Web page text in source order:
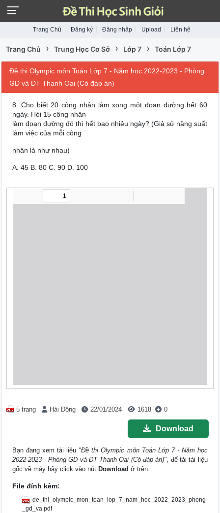
Trang Chủ Đăng ký Đăng nhập Upload Liên hệ
Trang Chủ › Trung Học Cơ Sở › Lớp 7 › Toán Lớp 7
Đề thi Olympic môn Toán Lớp 7 - Năm học 2022-2023 - Phòng
GD và ĐT Thanh Oai (Có đáp án)
8. Cho biết 20 công nhân làm xong một đoạn đường hết 60
ngày. Hỏi 15 công nhân
làm đoạn đường đó thì hết bao nhiêu ngày? (Giả sử năng suất
làm việc của mỗi công
nhân là như nhau)
A.45 B.80C.90 D. 100
5 trang Hải Đông 22/01/2024 1618 0
Download
Bạn đang xem tài liệu "Đề thi Olympic môn Toán Lớp 7 - Năm học
2022-2023 - Phòng GD và ĐT Thanh Oai (Có đáp án)", để tải tài liệu
gốc về máy hãy click vào nút Download ở trên.
File đính kèm:
de_thi_olympic_mon_toan_lop_7_nam_hoc_2022_2023_phong
_gd_va.pdf